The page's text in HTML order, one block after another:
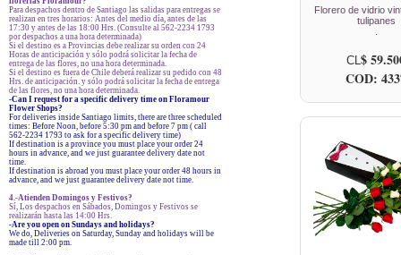
Para despachos dentro de Santiago las salidas para entregas se
realizan en tres horarios: Antes del medio día, antes de las
17:30 y antes de las 18:00 Hrs. (Consulte al 562-2234 1793
por despachos a una hora determinada)
Si el destino es a Provincias debe realizar su orden con 24
Horas de anticipación y sólo podrá solicitar la fecha de
entrega de las flores, no una hora determinada.
Si el destino es fuera de Chile deberá realizar su pedido con 48
Hrs. de anticipación. y sólo podrá solicitar la fecha de entrega
de las flores, no una hora determinada.
-Can I request for a specific delivery time on Floramour
Flower Shops?
For deliveries inside Santiago limits, there are three scheduled
times: Before Noon, before 5:30 pm and before 7 pm ( call
562-2234 1793 to ask for a specific delivery time)
If destination is a province you must place your order 24
hours in advance, and we just guarantee delivery date not
time.
If destination is abroad you must place your order 48 hours in
advance, and we just guarantee delivery date not time.
4.-Atienden Domingos y Festivos?
Sí, Los despachos en Sábados, Domingos y Festivos se
realizarán hasta las 14:00 Hrs.
-Are you open on Sundays and holidays?
We do, Deliveries on Saturday, Sunday and holidays will be
made till 2:00 pm.
Florero de vidrio
tulipanes
CL$
COD: